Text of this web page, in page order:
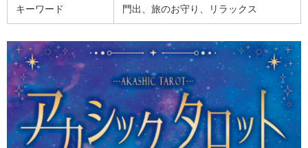
キーワード 門出、旅のお守り、リラックス